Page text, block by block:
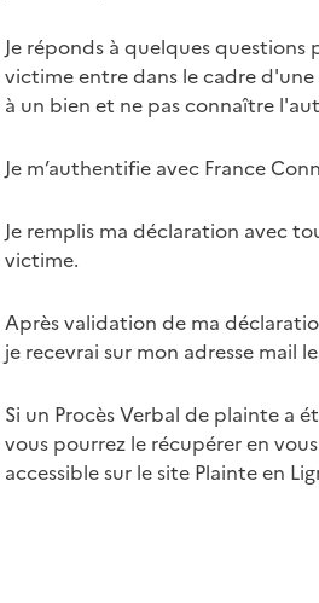
Je réponds à quelques
victime entre dans le cadre
à un bien et ne pas connaître
Je m’authentifie avec France
Je remplis ma déclaration avec
victime.
Après validation de ma
je recevrai sur mon adresse mail
Si un Procès Verbal de plainte a
vous pourrez le récupérer en
accessible sur le site Plainte en